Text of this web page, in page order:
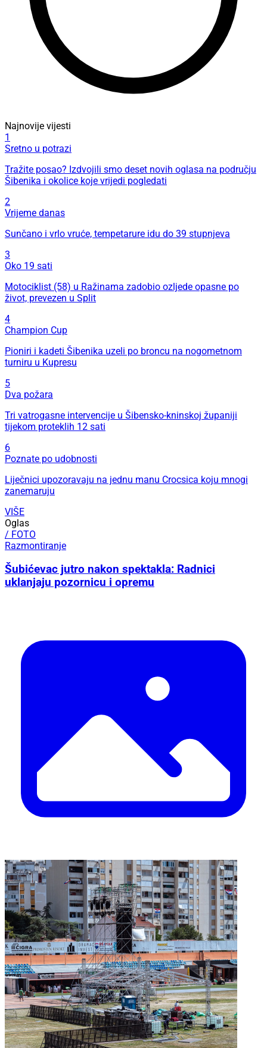
Najnovije vijesti
1
Sretno u potrazi
Tražite posao? Izdvojili smo deset novih oglasa na području
Šibenika i okolice koje vrijedi pogledati
2
Vrijeme danas
Sunčano i vrlo vruće, tempetarure idu do 39 stupnjeva
3
Oko 19 sati
Motociklist (58) u Ražinama zadobio ozljede opasne po
život, prevezen u Split
4
Champion Cup
Pioniri i kadeti Šibenika uzeli po broncu na nogometnom
turniru u Kupresu
5
Dva požara
Tri vatrogasne intervencije u Šibensko-kninskoj županiji
tijekom proteklih 12 sati
6
Poznate po udobnosti
Liječnici upozoravaju na jednu manu Crocsica koju mnogi
zanemaruju
VIŠE
Oglas
/ FOTO
Razmontiranje
Šubićevac jutro nakon spektakla: Radnici
uklanjaju pozornicu i opremu